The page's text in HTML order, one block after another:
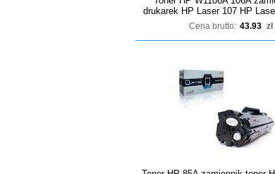
drukarek HP Laser 107 HP
Cena brutto: 43.93 zł